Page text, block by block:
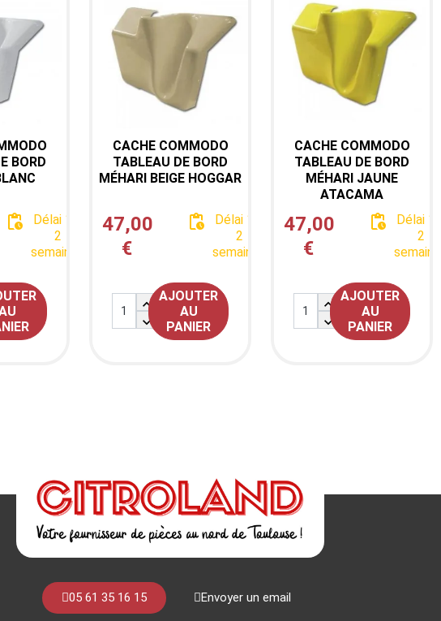
392
BORD

Délai 1 à
2
semaines
 Aperçu rapide
Ref : 11-393
CACHE COMMODO
TABLEAU DE BORD
MÉHARI BEIGE HOGGAR
47,00
€

Délai 1 à
2
semaines


AJOUTER
AU
PANIER
 Aperçu rapide
Ref : 11-394
CACHE COMMODO
TABLEAU DE BORD
MÉHARI JAUNE
ATACAMA
47,00
€

Délai 1 à
2
semaines


AJOUTER
AU
PANIER
05 61 35 16 15 Envoyer un email